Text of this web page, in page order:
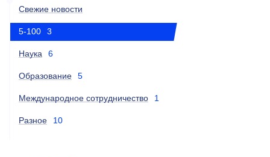
Свежие новости
5-100 3
Наука 6
Образование 5
Международное сотрудничество 1
Разное 10